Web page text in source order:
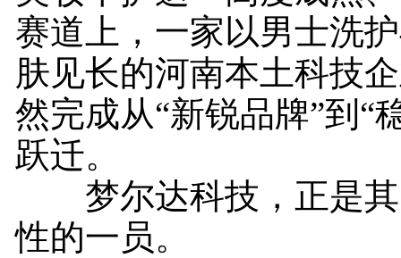
赛道上，一家以男士洗
肤见长的河南本土科技
然完成从“新锐品牌”到“
跃迁。
梦尔达科技，正是其
性的一员。